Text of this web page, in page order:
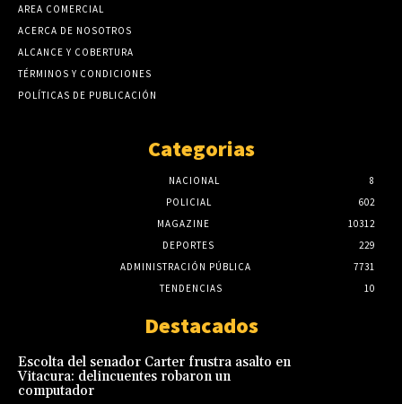
AREA COMERCIAL
ACERCA DE NOSOTROS
ALCANCE Y COBERTURA
TÉRMINOS Y CONDICIONES
POLÍTICAS DE PUBLICACIÓN
Categorias
NACIONAL
8
POLICIAL
602
MAGAZINE
10312
DEPORTES
229
ADMINISTRACIÓN PÚBLICA
7731
TENDENCIAS
10
Destacados
Escolta del senador Carter frustra asalto en
Vitacura: delincuentes robaron un
computador